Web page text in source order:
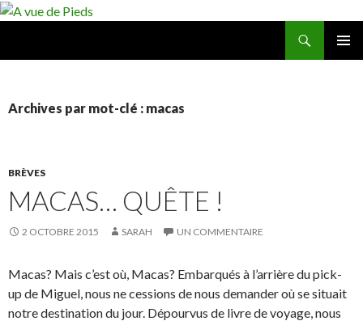
Archives par mot-clé : macas
BRÈVES
MACAS… QUÊTE !
2 OCTOBRE 2015 SARAH UN COMMENTAIRE
Macas? Mais c’est où, Macas? Embarqués à l’arrière du pick-
up de Miguel, nous ne cessions de nous demander où se situait
notre destination du jour. Dépourvus de livre de voyage, nous